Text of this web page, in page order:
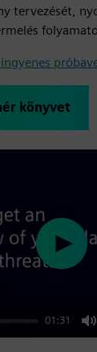
tervezését,
könyvet
01:31
Play